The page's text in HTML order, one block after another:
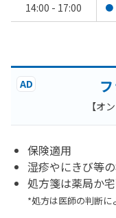
14:00 - 17:00 ●
AD
【オ
保険適用
湿疹やにきび等
処方箋は薬局か
*処方は医師の判断に